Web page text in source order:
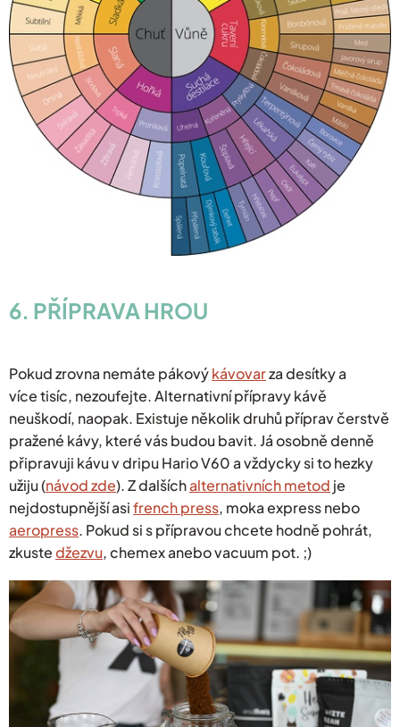
6. PŘÍPRAVA HROU
Pokud zrovna nemáte pákovýkávovarza desítky a
více tisíc, nezoufejte. Alternativní přípravy kávě
neuškodí, naopak. Existuje několik druhů příprav čerstvě
pražené kávy, které vás budou bavit. Já osobně denně
připravuji kávu v dripu Hario V60 a vždycky si to hezky
užiju (návod zde). Z dalšíchalternativních metod je
nejdostupnější asifrench press, moka express nebo
aeropress. Pokud si s přípravou chcete hodně pohrát,
zkustedžezvu, chemex anebo vacuum pot. ;)